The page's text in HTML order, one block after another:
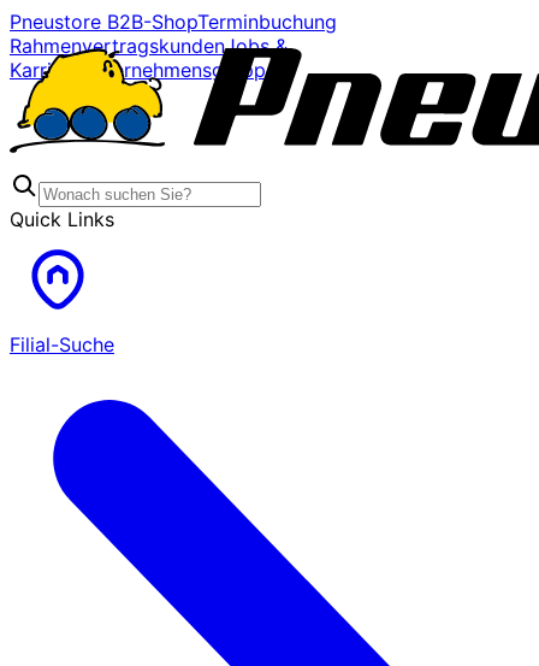
Pneustore B2B-ShopTerminbuchung
RahmenvertragskundenJobs &
Karriere
Unternehmensgruppe
Quick Links
Filial-Suche